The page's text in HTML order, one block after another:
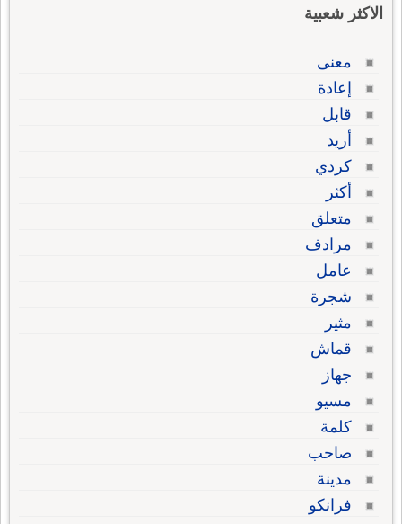
الاكثر شعبية
معنى
إعادة
قابل
أريد
كردي
أكثر
متعلق
مرادف
عامل
شجرة
مثير
قماش
جهاز
مسيو
كلمة
صاحب
مدينة
فرانكو